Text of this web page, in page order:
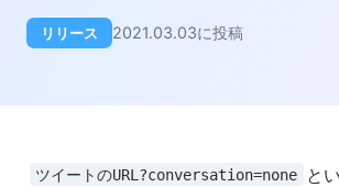
リリース 2021.03.03に投稿
ツイートのURL?conversation=none
と